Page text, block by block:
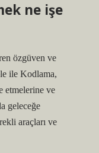
ne işe
özgüven ve
ile Kodlama,
etmelerine ve
geleceğe
araçları ve